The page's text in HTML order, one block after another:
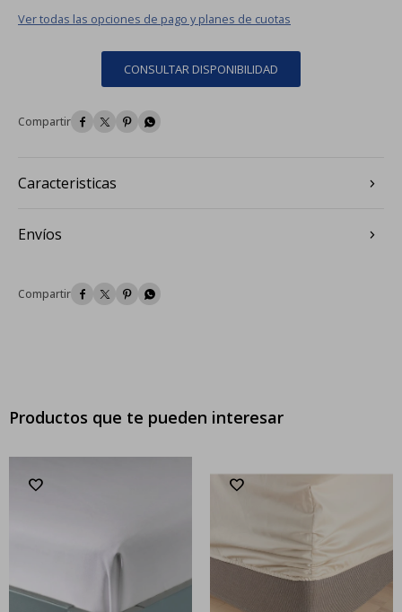
Ver todas las opciones de pago y planes de cuotas
CONSULTAR DISPONIBILIDAD
   
Caracteristicas
Envíos
   
Productos que te pueden interesar